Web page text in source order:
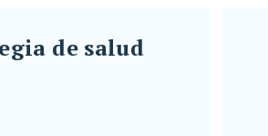
de salud